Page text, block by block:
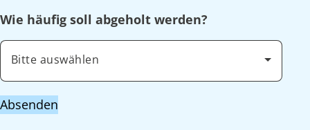
Wie häufig soll abgeholt werden?
Bitte auswählen
Absenden